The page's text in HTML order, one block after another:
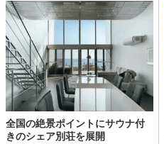
全国の絶景ポイントにサウナ付
きのシェア別荘を展開